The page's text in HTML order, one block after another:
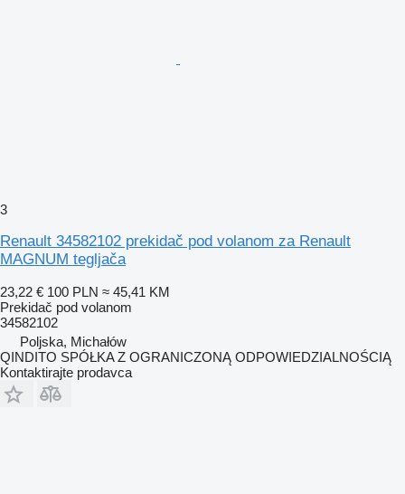
3
Renault 34582102 prekidač pod volanom za Renault
MAGNUM tegljača
23,22 € 100 PLN ≈ 45,41 KM
Prekidač pod volanom
34582102
Poljska, Michałów
QINDITO SPÓŁKA Z OGRANICZONĄ ODPOWIEDZIALNOŚCIĄ
Kontaktirajte prodavca